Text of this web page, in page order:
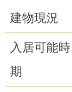
建物現況
入居可能時
期